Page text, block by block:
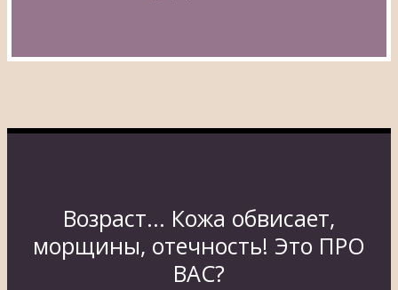
Возраст... Кожа обвисает,
морщины, отечность! Это ПРО
ВАС?